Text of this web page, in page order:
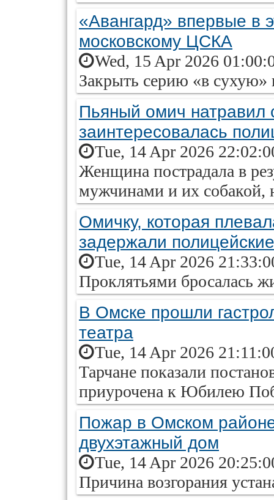
«Авангард» впервые в
московскому ЦСКА
Wed, 15 Apr 2026
Закрыть серию «в
Пьяный омич натравил
заинтересовалась
Tue, 14 Apr 2026
Женщина пострадала в
мужчинами и их собакой,
Омичку, которая
задержали полицейские
Tue, 14 Apr 2026
Проклятьями бросалась
В Омске прошли
театра
Tue, 14 Apr 2026
Тарчане показали
приурочена к Юбилею
Пожар в Омском
двухэтажный дом
Tue, 14 Apr 2026
Причина возгорания